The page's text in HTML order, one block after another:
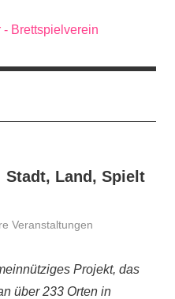
Stadt, Land, Spielt
Veranstaltungen
Projekt, das
über 233 Orten in